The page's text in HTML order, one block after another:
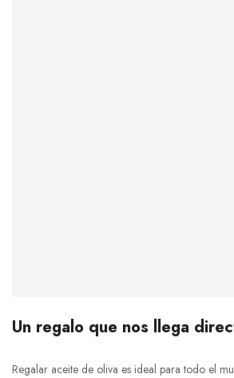
Un regalo que nos llega
Regalar aceite de oliva es ideal para todo el